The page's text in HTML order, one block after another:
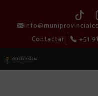
Contactar
+51